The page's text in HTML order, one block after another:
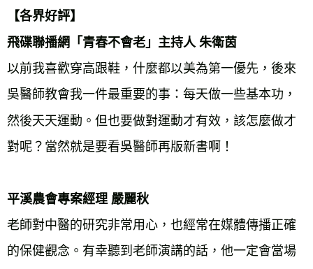
【各界好評】
飛碟聯播網「青春不會老」主持人 朱衛茵
以前我喜歡穿高跟鞋，什麼都以美為第一優先，後來
吳醫師教會我一件最重要的事：每天做一些基本功，
然後天天運動。但也要做對運動才有效，該怎麼做才
對呢？當然就是要看吳醫師再版新書啊！
平溪農會專案經理 嚴麗秋
老師對中醫的研究非常用心，也經常在媒體傳播正確
的保健觀念。有幸聽到老師演講的話，他一定會當場